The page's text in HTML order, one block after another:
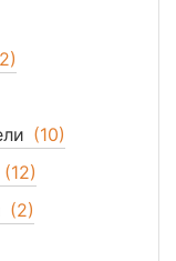
(10)
(12)
(2)